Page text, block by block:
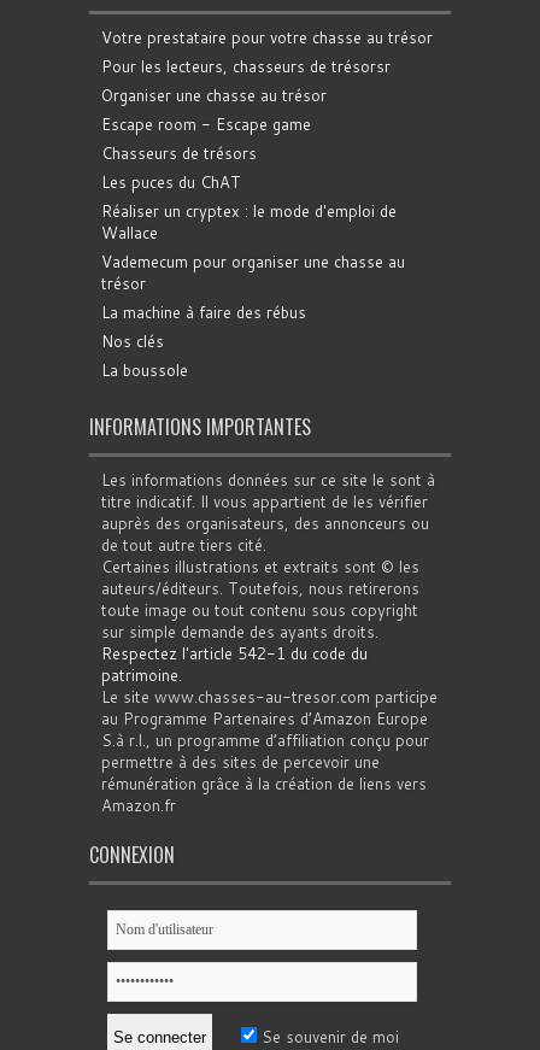
Votre prestataire pour votre chasse au trésor
Pour les lecteurs, chasseurs de trésorsr
Organiser une chasse au trésor
Escape room - Escape game
Chasseurs de trésors
Les puces du ChAT
Réaliser un cryptex : le mode d'emploi de
Wallace
Vademecum pour organiser une chasse au
trésor
La machine à faire des rébus
Nos clés
La boussole
INFORMATIONS IMPORTANTES
Les informations données sur ce site le sont à
titre indicatif. Il vous appartient de les vérifier
auprès des organisateurs, des annonceurs ou
de tout autre tiers cité.
Certaines illustrations et extraits sont © les
auteurs/éditeurs. Toutefois, nous retirerons
toute image ou tout contenu sous copyright
sur simple demande des ayants droits.
Respectez l'article 542-1 du code du
patrimoine.
Le site www.chasses-au-tresor.com participe
au Programme Partenaires d’Amazon Europe
S.à r.l., un programme d’affiliation conçu pour
permettre à des sites de percevoir une
rémunération grâce à la création de liens vers
Amazon.fr
CONNEXION
Se souvenir de moi